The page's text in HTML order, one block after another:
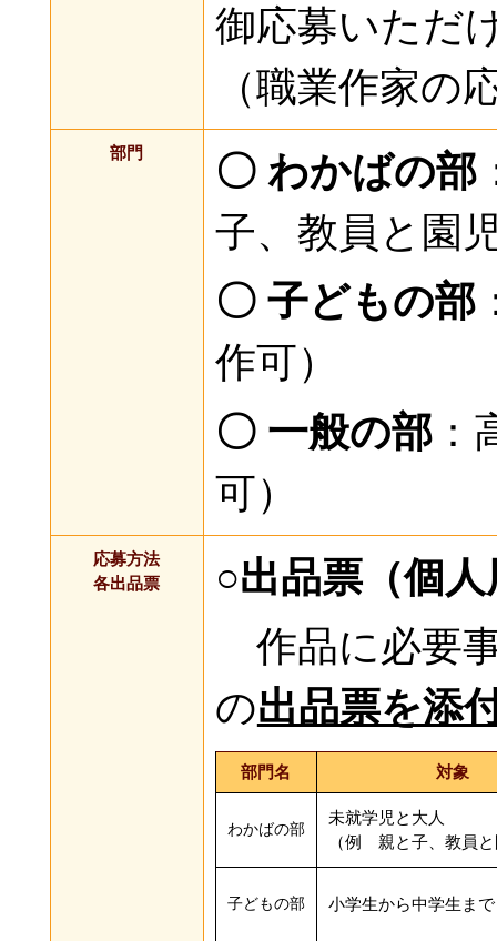
御応募いただ
（職業作家の
部門 〇 わかばの部
子、教員と園
〇 子どもの部
作可）
〇 一般の部：
可）
応募方法
各出品票
○出品票（個人
作品に必要
の出品票を添
部門名 対象
わかばの部
未就学児と大人
（例 親と子、教員
子どもの部 小学生から中学生ま